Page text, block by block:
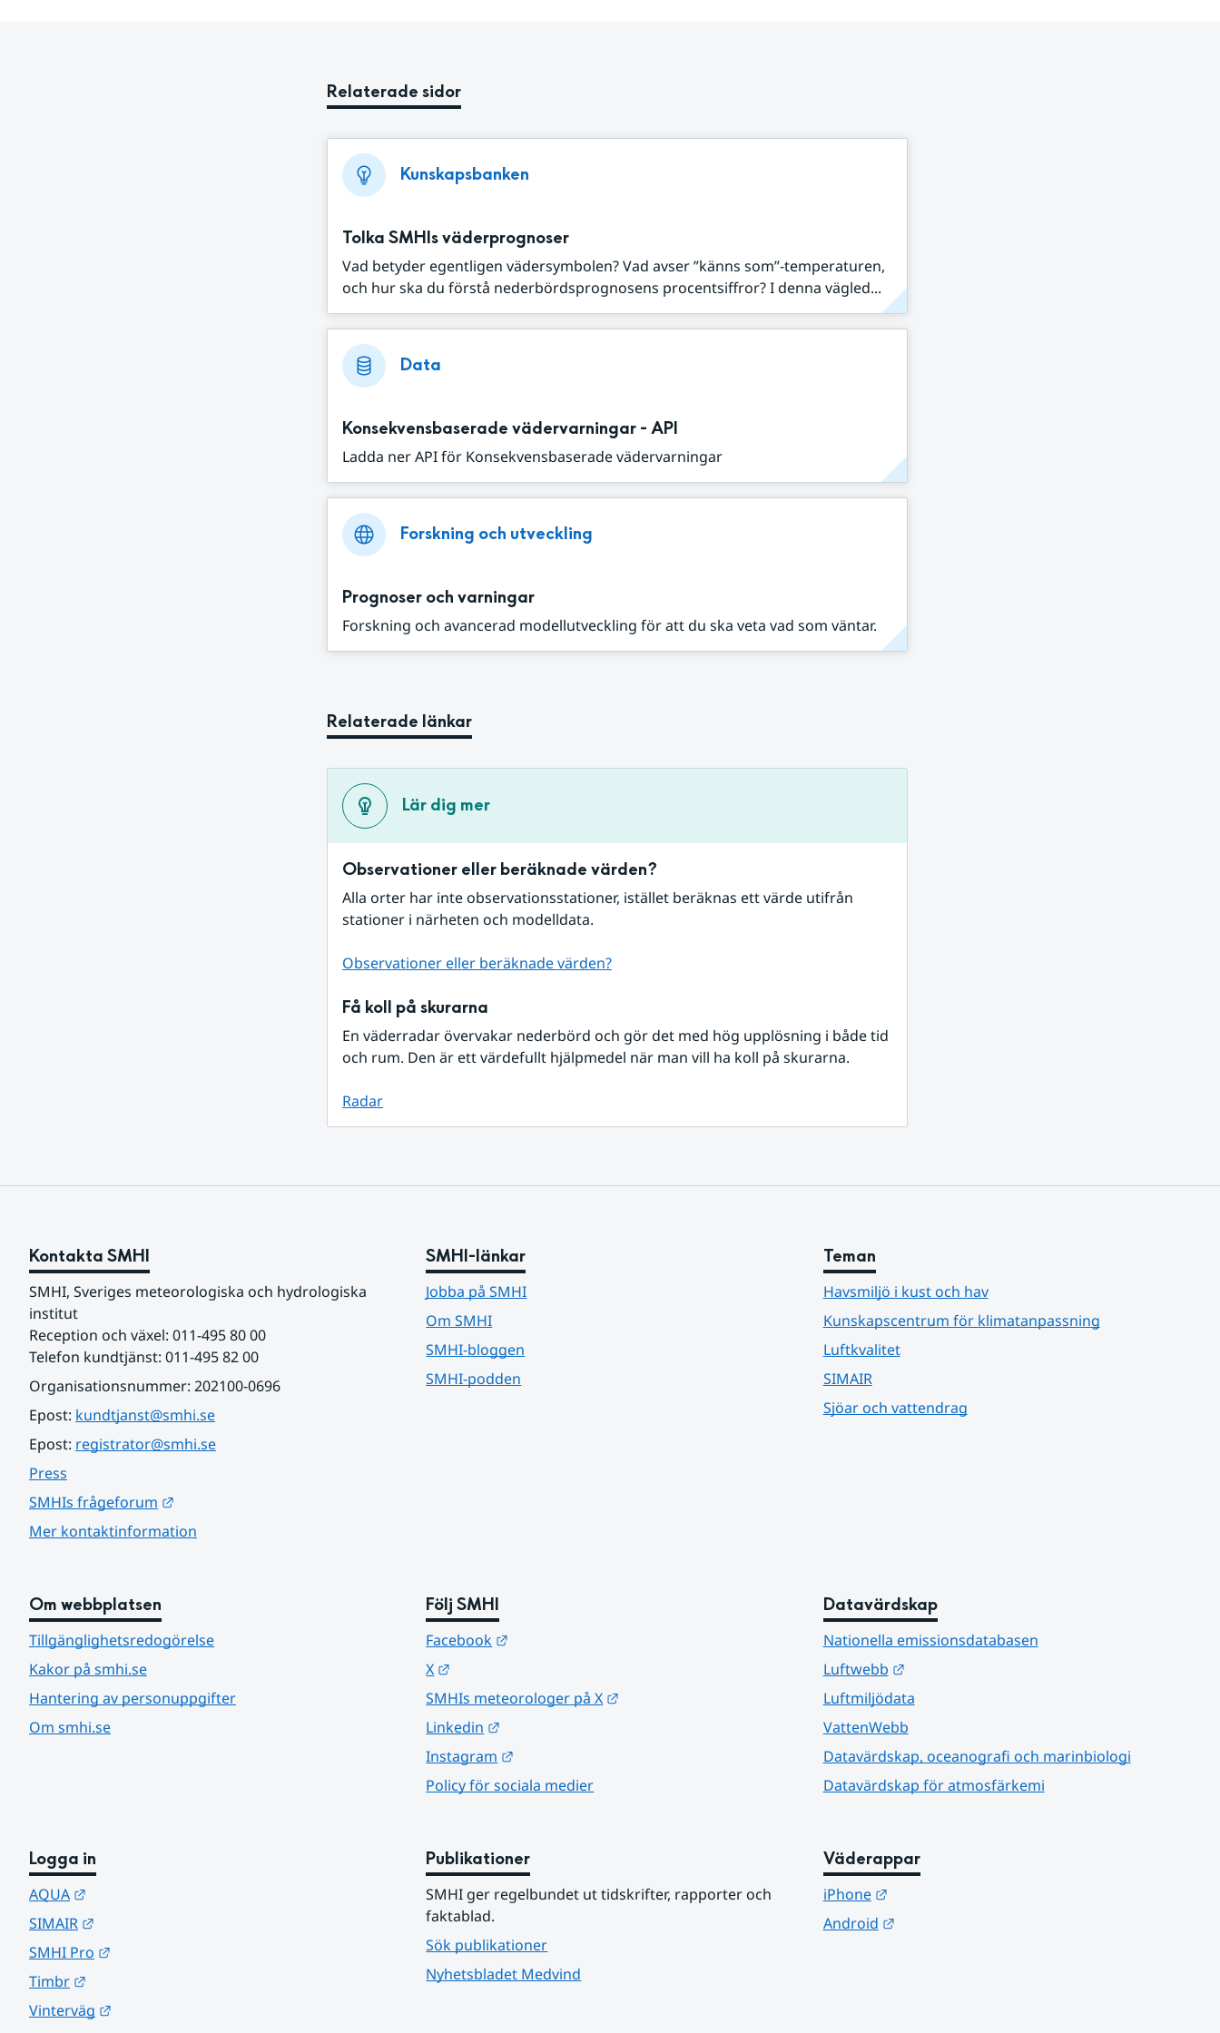
Relaterade sidor
Kunskapsbanken
Tolka SMHIs väderprognoser
Vad betyder egentligen vädersymbolen? Vad avser ”känns som”-temperaturen,
och hur ska du förstå nederbördsprognosens procentsiffror? I denna vägled...
Data
Konsekvensbaserade vädervarningar - API
Ladda ner API för Konsekvensbaserade vädervarningar
Forskning och utveckling
Prognoser och varningar
Forskning och avancerad modellutveckling för att du ska veta vad som väntar.
Relaterade länkar
Lär dig mer
Observationer eller beräknade värden?
Alla orter har inte observationsstationer, istället beräknas ett värde utifrån
stationer i närheten och modelldata.
Observationer eller beräknade värden?
Få koll på skurarna
En väderradar övervakar nederbörd och gör det med hög upplösning i både tid
och rum. Den är ett värdefullt hjälpmedel när man vill ha koll på skurarna.
Radar
Kontakta SMHI
SMHI, Sveriges meteorologiska och hydrologiska
institut
Reception och växel: 011-495 80 00
Telefon kundtjänst: 011-495 82 00
Organisationsnummer: 202100-0696
Epost: kundtjanst@smhi.se
Epost: registrator@smhi.se
Press
SMHIs frågeforum
Mer kontaktinformation
SMHI-länkar
Jobba på SMHI
Om SMHI
SMHI-bloggen
SMHI-podden
Teman
Havsmiljö i kust och hav
Kunskapscentrum för klimatanpassning
Luftkvalitet
SIMAIR
Sjöar och vattendrag
Om webbplatsen
Tillgänglighetsredogörelse
Kakor på smhi.se
Hantering av personuppgifter
Om smhi.se
Följ SMHI
Facebook
X
SMHIs meteorologer på X
Linkedin
Instagram
Policy för sociala medier
Datavärdskap
Nationella emissionsdatabasen
Luftwebb
Länk till annan webbplats.
Luftmiljödata
VattenWebb
Datavärdskap, oceanografi och marinbiologi
Datavärdskap för atmosfärkemi
Logga in
AQUA
SIMAIR
SMHI Pro
Timbr
Vinterväg
Publikationer
SMHI ger regelbundet ut tidskrifter, rapporter och
faktablad.
Sök publikationer
Nyhetsbladet Medvind
Väderappar
iPhone
Länk till annan webbplats.
Android
Länk till annan webbplats.